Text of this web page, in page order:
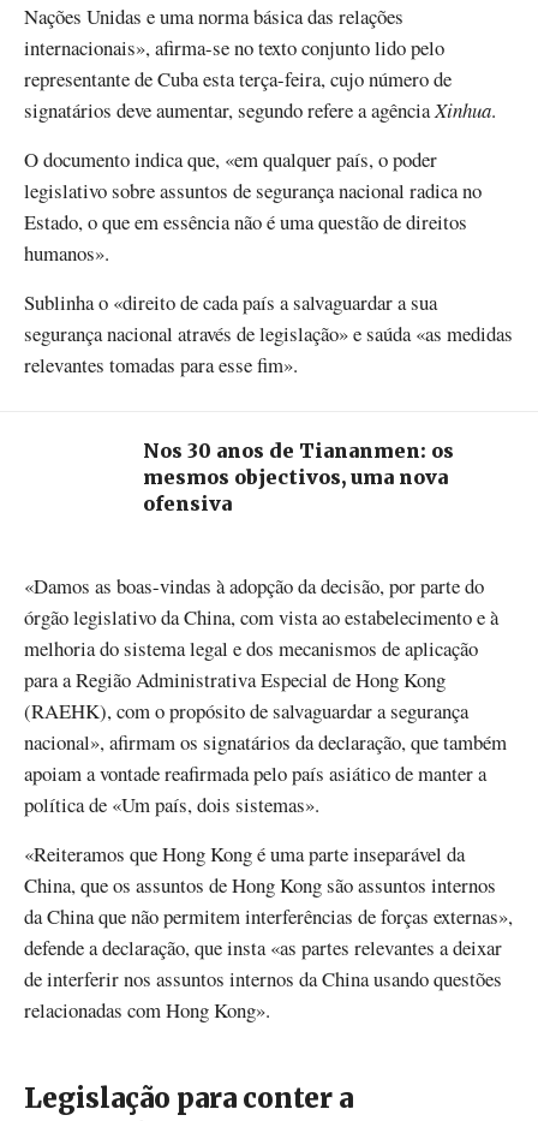
Nações Unidas e uma norma básica das relações
internacionais», afirma-se no texto conjunto lido pelo
representante de Cuba esta terça-feira, cujo número de
signatários deve aumentar, segundo refere a agênciaXinhua.
O documento indica que, «em qualquer país, o poder
legislativo sobre assuntos de segurança nacional radica no
Estado, o que em essência não é uma questão de direitos
humanos».
Sublinha o «direito de cada país a salvaguardar a sua
segurança nacional através de legislação» e saúda «as medidas
relevantes tomadas para esse fim».
Nos 30 anos de Tiananmen: os
mesmos objectivos, uma nova
ofensiva
«Damos as boas-vindas à adopção da decisão, por parte do
órgão legislativo da China, com vista ao estabelecimento e à
melhoria do sistema legal e dos mecanismos de aplicação
para a Região Administrativa Especial de Hong Kong
(RAEHK), com o propósito de salvaguardar a segurança
nacional», afirmam os signatários da declaração, que também
apoiam a vontade reafirmada pelo país asiático de manter a
política de «Um país, dois sistemas».
«Reiteramos que Hong Kong é uma parte inseparável da
China, que os assuntos de Hong Kong são assuntos internos
da China que não permitem interferências de forças externas»,
defende a declaração, que insta «as partes relevantes a deixar
de interferir nos assuntos internos da China usando questões
relacionadas com Hong Kong».
Legislação para conter a